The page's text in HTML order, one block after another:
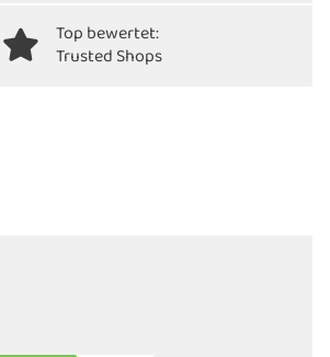
Top bewertet:
Trusted Shops